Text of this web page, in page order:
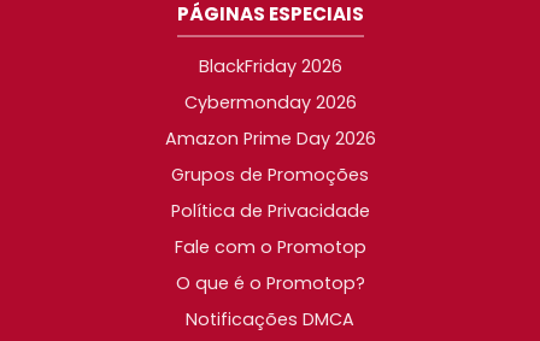
PÁGINAS ESPECIAIS
BlackFriday 2026
Cybermonday 2026
Amazon Prime Day 2026
Grupos de Promoções
Política de Privacidade
Fale com o Promotop
O que é o Promotop?
Notificações DMCA